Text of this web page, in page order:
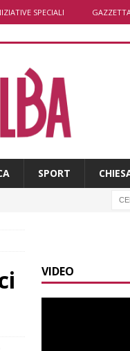
SPECIALI
SPORT
VIDEO